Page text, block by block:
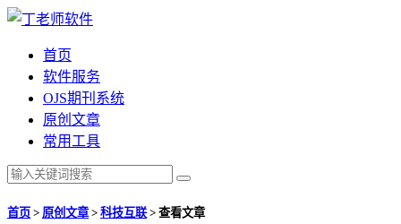
首页
软件服务
OJS期刊系统
原创文章
常用工具
首页 > 原创文章> 科技互联> 查看文章